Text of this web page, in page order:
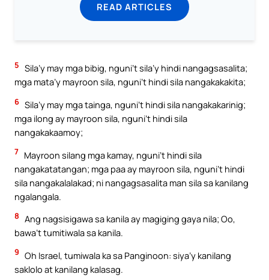
READ ARTICLES
5 Sila’y may mga bibig, nguni’t sila’y hindi nangagsasalita;
mga mata’y mayroon sila, nguni’t hindi sila nangakakakita;
6 Sila’y may mga tainga, nguni’t hindi sila nangakakarinig;
mga ilong ay mayroon sila, nguni’t hindi sila
nangakakaamoy;
7 Mayroon silang mga kamay, nguni’t hindi sila
nangakatatangan; mga paa ay mayroon sila, nguni’t hindi
sila nangakalalakad; ni nangagsasalita man sila sa kanilang
ngalangala.
8 Ang nagsisigawa sa kanila ay magiging gaya nila; Oo,
bawa’t tumitiwala sa kanila.
9 Oh Israel, tumiwala ka sa Panginoon: siya’y kanilang
saklolo at kanilang kalasag.